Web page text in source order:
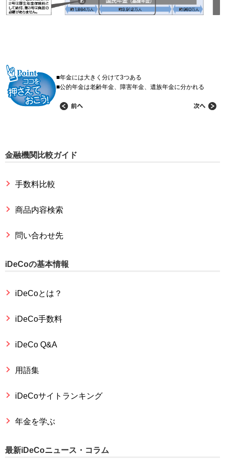
■年金には大きく分けて3つある
■公的年金は老齢年金、障害年金、遺族年金に分かれる
金融機関比較ガイド
手数料比較
商品内容検索
問い合わせ先
iDeCoの基本情報
iDeCoとは？
iDeCo手数料
iDeCo Q&A
用語集
iDeCoサイトランキング
年金を学ぶ
最新iDeCoニュース・コラム